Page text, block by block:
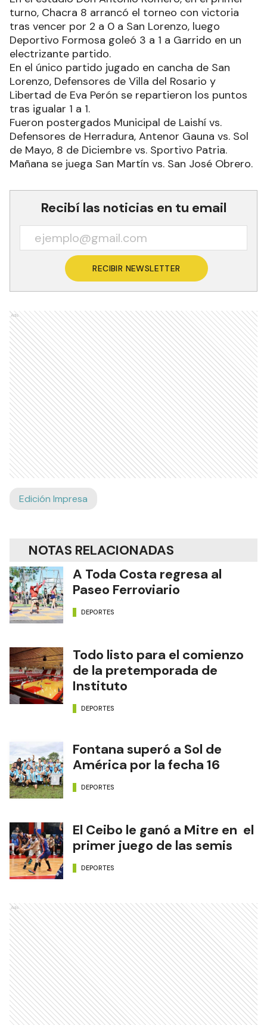
turno, Chacra 8 arrancó el torneo con victoria
tras vencer por 2 a 0 a San Lorenzo, luego
Deportivo Formosa goleó 3 a 1 a Garrido en un
electrizante partido.
En el único partido jugado en cancha de San
Lorenzo, Defensores de Villa del Rosario y
Libertad de Eva Perón se repartieron los puntos
tras igualar 1 a 1.
Fueron postergados Municipal de Laishí vs.
Defensores de Herradura, Antenor Gauna vs. Sol
de Mayo, 8 de Diciembre vs. Sportivo Patria.
Mañana se juega San Martín vs. San José Obrero.
Recibí las noticias en tu email
RECIBIR NEWSLETTER
Ads
Edición Impresa
NOTAS RELACIONADAS
A Toda Costa regresa al
Paseo Ferroviario
DEPORTES
Todo listo para el comienzo
de la pretemporada de
Instituto
DEPORTES
Fontana superó a Sol de
América por la fecha 16
DEPORTES
El Ceibo le ganó a Mitre en el
primer juego de las semis
DEPORTES
Ads